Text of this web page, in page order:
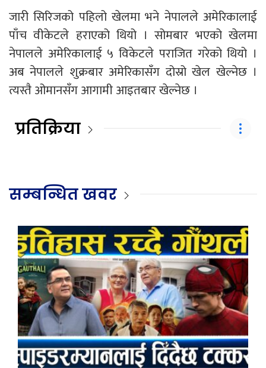
जारी सिरिजको पहिलो खेलमा भने नेपालले अमेरिकालाई
पाँच वीकेटले हराएको थियो । सोमबार भएको खेलमा
नेपालले अमेरिकालाई ५ विकेटले पराजित गरेको थियो ।
अब नेपालले शुक्रबार अमेरिकासँग दोस्रो खेल खेल्नेछ ।
त्यस्तै ओमानसँग आगामी आइतबार खेल्नेछ ।
प्रतिक्रिया
सम्बन्धित खवर